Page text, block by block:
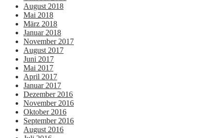
August 2018
Mai 2018
März 2018
Januar 2018
November 2017
August 2017
Juni 2017
Mai 2017
April 2017
Januar 2017
Dezember 2016
November 2016
Oktober 2016
September 2016
August 2016